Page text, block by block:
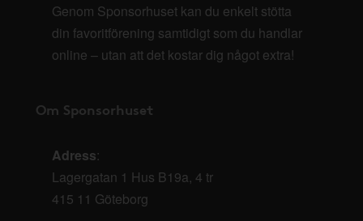
Genom Sponsorhuset kan du enkelt stötta
din favoritförening samtidigt som du handlar
online – utan att det kostar dig något extra!
Om Sponsorhuset
Adress:
Lagergatan 1 Hus B19a, 4 tr
415 11 Göteborg